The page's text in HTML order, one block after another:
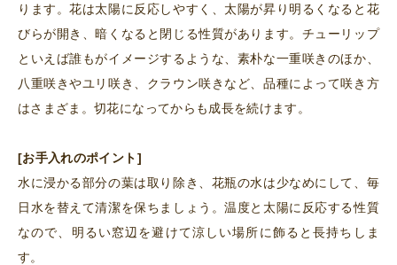
ります。花は太陽に反応しやすく、太陽が昇り明るくなると花
びらが開き、暗くなると閉じる性質があります。チューリップ
といえば誰もがイメージするような、素朴な一重咲きのほか、
八重咲きやユリ咲き、クラウン咲きなど、品種によって咲き方
はさまざま。切花になってからも成長を続けます。
[お手入れのポイント]
水に浸かる部分の葉は取り除き、花瓶の水は少なめにして、毎
日水を替えて清潔を保ちましょう。温度と太陽に反応する性質
なので、明るい窓辺を避けて涼しい場所に飾ると長持ちしま
す。